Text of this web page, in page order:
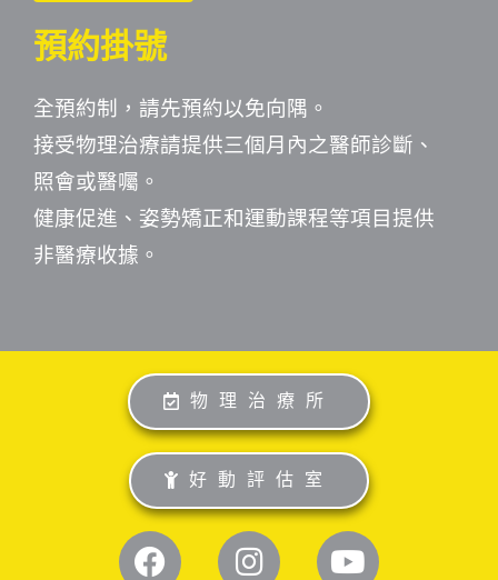
預約掛號
全預約制，請先預約以免向隅。
接受物理治療請提供三個月內之醫師診斷、
照會或醫囑。
健康促進、姿勢矯正和運動課程等項目提供
非醫療收據。
物理治療所
好動評估室